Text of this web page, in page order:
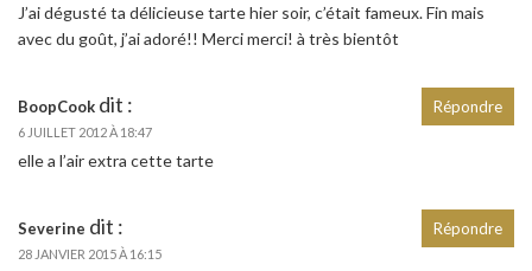
J’ai dégusté ta délicieuse tarte hier soir, c’était fameux. Fin mais
avec du goût, j’ai adoré!! Merci merci! à très bientôt
BoopCook dit :
6 JUILLET 2012 À 18:47
elle a l’air extra cette tarte
Répondre
Severine dit :
28 JANVIER 2015 À 16:15
Répondre